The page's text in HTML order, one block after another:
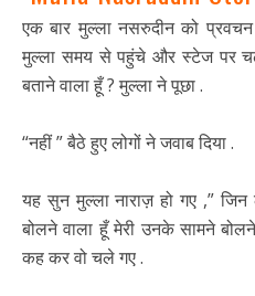
एक बार मुल्ला नसरुदीन को
मुल्ला समय से पहुंचे और स्टेज पर
बताने वाला हूँ ? मुल्ला ने पूछा .
“नहीं ” बैठे हुए लोगों ने जवाब दिया .
यह सुन मुल्ला नाराज़ हो गए ,” जिन
बोलने वाला हूँ मेरी उनके सामने
कह कर वो चले गए .